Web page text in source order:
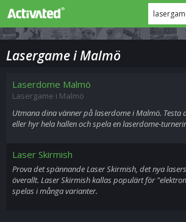
Lasergame i Malmö
Laserdome Malmö
Lasergame i Malmö
Utmana dina vänner på laserdome i Malmö. Testa
eller hyr hela hallen och spela en laserdome-
Laser Skirmish
Prova det spännande Laser Skirmish, det nya
överallt. Laser Skirmish kallas populärt för
spelas i många varianter.